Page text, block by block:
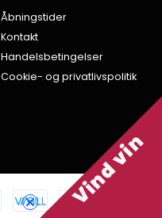
Åbningstider
Kontakt
Handelsbetingelser
Cookie- og privatlivspolitik
Vind vin